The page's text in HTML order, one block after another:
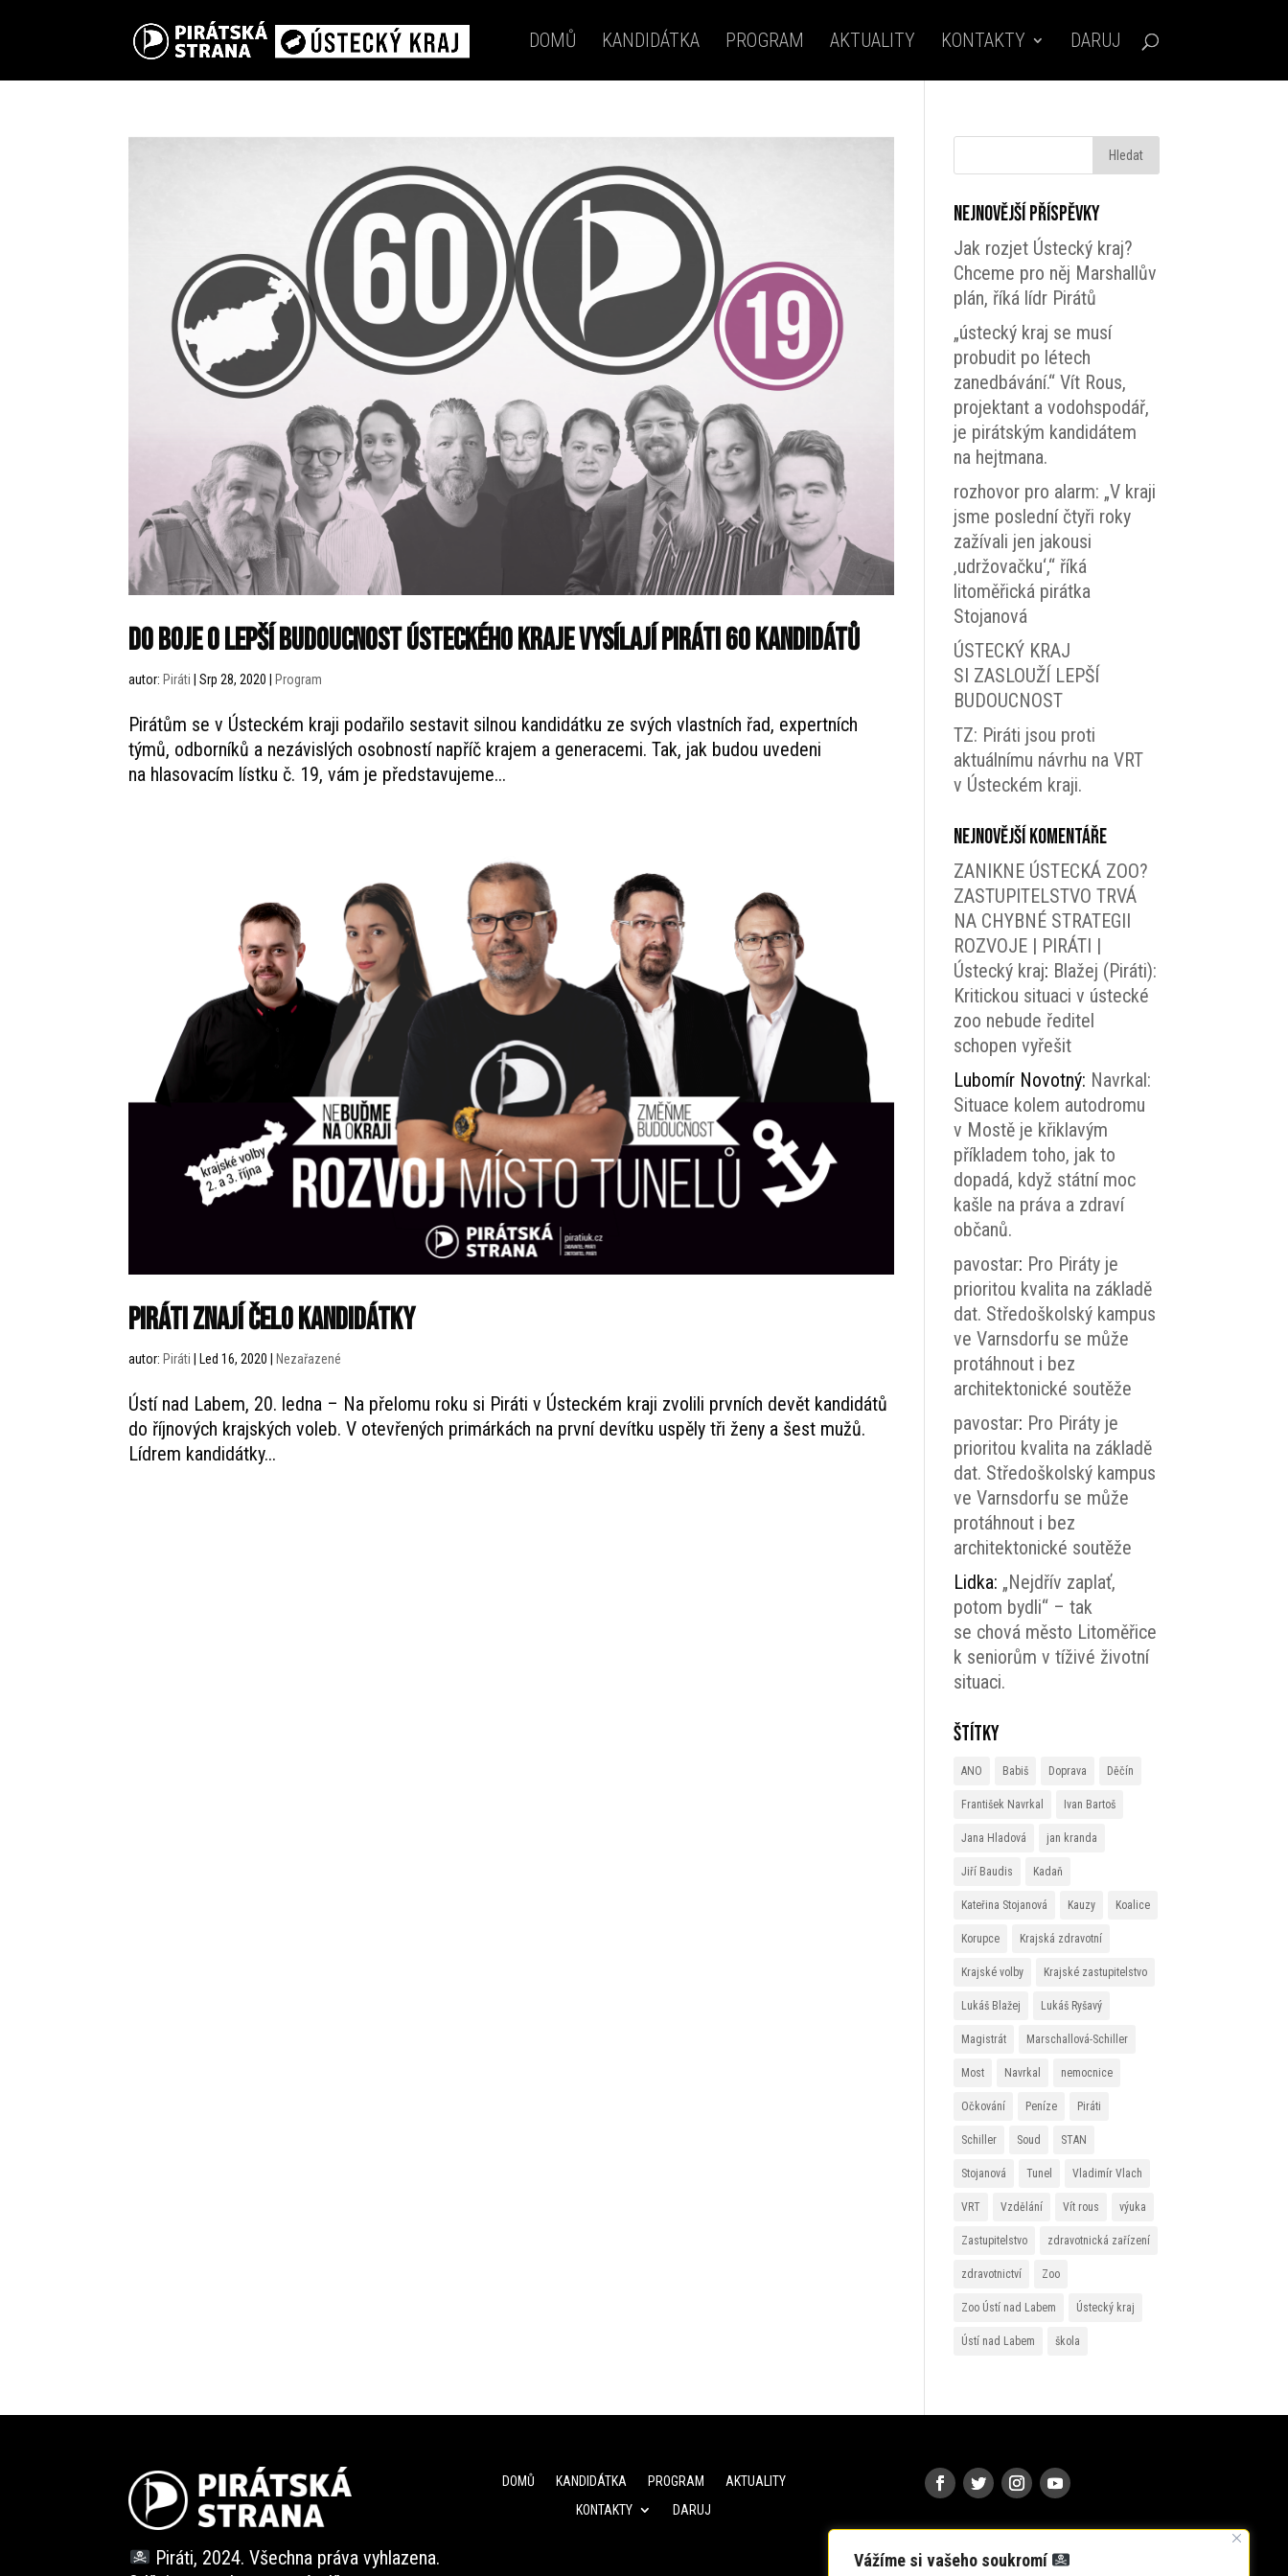
Vážíme si vašeho soukromí
DOMŮ KANDIDÁTKA PROGRAM AKTUALITY KONTAKTY DARUJ
Do boje o lepší budoucnost Ústeckého kraje vysílají Piráti 60 kandidátů
autor: Piráti |Srp 28, 2020 Program
Pirátům se v Ústeckém kraji podařilo sestavit silnou kandidátku ze svých vlastních řad, expertních
týmů, odborníků a nezávislých osobností napříč krajem a generacemi. Tak, jak budou uvedeni
na hlasovacím lístku č. 19, vám je představujeme...
Piráti znají čelo kandidátky
autor: Piráti Led 16, 2020 Nezařazené
Ústí nad Labem, 20. ledna – Na přelomu roku si Piráti v Ústeckém kraji zvolili prvních devět kandidátů
do říjnových krajských voleb. V otevřených primárkách na první devítku uspěly tři ženy a šest mužů.
Lídrem kandidátky...
Nejnovější příspěvky
Jak rozjet Ústecký kraj?
Chceme pro něj Marshallův
plán, říká lídr Pirátů
„ústecký kraj se musí
probudit po létech
zanedbávání.“ Vít Rous,
projektant a vodohspodář,
je pirátským kandidátem
na hejtmana.
rozhovor pro alarm: „V kraji
jsme poslední čtyři roky
zažívali jen jakousi
‚udržovačku‘,“ říká
litoměřická pirátka
Stojanová
ÚSTECKÝ KRAJ
SI ZASLOUŽÍ LEPŠÍ
BUDOUCNOST
TZ: Piráti jsou proti
aktuálnímu návrhu na VRT
v Ústeckém kraji.
Nejnovější komentáře
ZANIKNE ÚSTECKÁ ZOO?
ZASTUPITELSTVO TRVÁ
NA CHYBNÉ STRATEGII
ROZVOJE | PIRÁTI |
Ústecký kraj: Blažej (Piráti):
Kritickou situaci v ústecké
zoo nebude ředitel
schopen vyřešit
Lubomír Novotný: Navrkal:
Situace kolem autodromu
v Mostě je křiklavým
příkladem toho, jak to
dopadá, když státní moc
kašle na práva a zdraví
občanů.
pavostar: Pro Piráty je
prioritou kvalita na základě
dat. Středoškolský kampus
ve Varnsdorfu se může
protáhnout i bez
architektonické soutěže
pavostar: Pro Piráty je
prioritou kvalita na základě
dat. Středoškolský kampus
ve Varnsdorfu se může
protáhnout i bez
architektonické soutěže
Lidka: „Nejdřív zaplať,
potom bydli“ – tak
se chová město Litoměřice
k seniorům v tíživé životní
situaci.
Štítky
ANO Babiš Doprava Děčín
František Navrkal Ivan Bartoš
Jana Hladová jan kranda
Jiří Baudis Kadaň
Kateřina Stojanová Kauzy Koalice
Korupce Krajská zdravotní
Krajské volby Krajské zastupitelstvo
Lukáš Blažej Lukáš Ryšavý
Magistrát Marschallová-Schiller
Most Navrkal nemocnice
Očkování Peníze Piráti
Schiller Soud STAN
Stojanová Tunel Vladimír Vlach
VRT Vzdělání Vít rous výuka
Zastupitelstvo zdravotnická zařízení
zdravotnictví Zoo
Zoo Ústí nad Labem Ústecký kraj
Ústí nad Labem škola
Piráti, 2024. Všechna práva vyhlazena.
DOMŮ KANDIDÁTKA PROGRAM
AKTUALITY
KONTAKTY
DARUJ